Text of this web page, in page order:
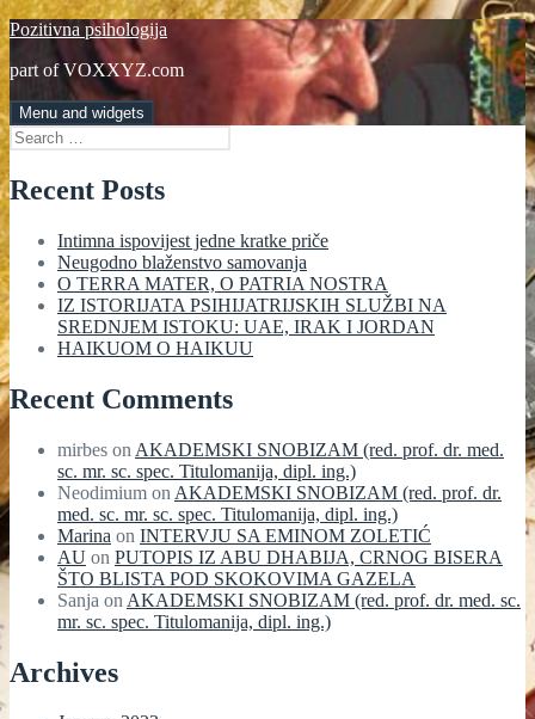
Skip
to
content
Pozitivna psihologija
part of VOXXYZ.com
Menu and widgets
Search
for:
Recent Posts
Intimna ispovijest jedne kratke priče
Neugodno blaženstvo samovanja
O TERRA MATER, O PATRIA NOSTRA
IZ ISTORIJATA PSIHIJATRIJSKIH SLUŽBI NA
SREDNJEM ISTOKU: UAE, IRAK I JORDAN
HAIKUOM O HAIKUU
Recent Comments
mirbes on AKADEMSKI SNOBIZAM (red. prof. dr. med.
sc. mr. sc. spec. Titulomanija, dipl. ing.)
Neodimium on AKADEMSKI SNOBIZAM (red. prof. dr.
med. sc. mr. sc. spec. Titulomanija, dipl. ing.)
Marina on INTERVJU SA EMINOM ZOLETIĆ
AU on PUTOPIS IZ ABU DHABIJA, CRNOG BISERA
ŠTO BLISTA POD SKOKOVIMA GAZELA
Sanja on AKADEMSKI SNOBIZAM (red. prof. dr. med. sc.
mr. sc. spec. Titulomanija, dipl. ing.)
Archives